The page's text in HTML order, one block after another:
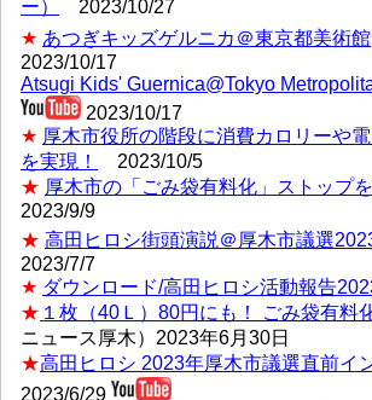
ー）
2023/10/27
★ あつぎキッズゲルニカ＠東京都美術館
2023/10/17
Atsugi Kids' Guernica@Tokyo
2023/10/17
★ 厚木市役所の階段に消費カロリーや
を実現！
2023/10/5
★ 厚木市の「ごみ袋有料化」ストップを
2023/9/9
★ 高田ヒロシ街頭演説＠厚木市議選
2023/7/7
★ ダウンロード/高田ヒロシ活動報告
★ １枚（40Ｌ）80円にも！ ごみ袋有料
ニュース厚木）2023年6月30日
★高田ヒロシ 2023年厚木市議選直前イ
2023/6/29